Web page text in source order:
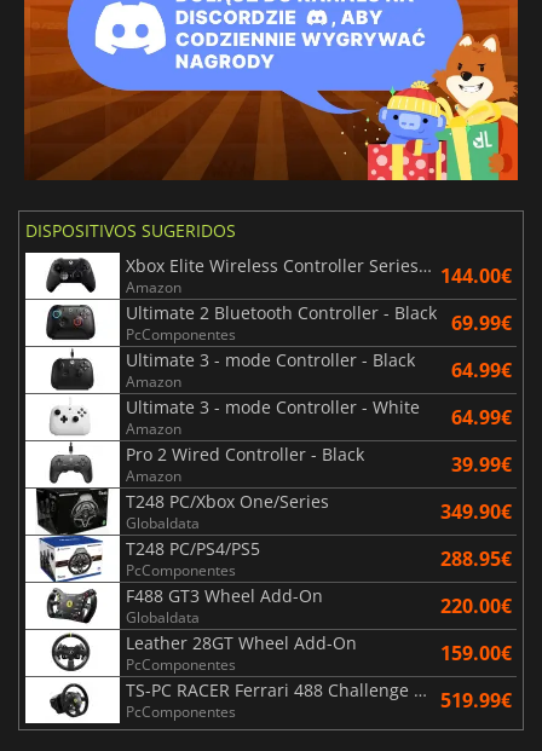
Finlandês
Holandês
DISPOSITIVOS SUGERIDOS
Xbox Elite Wireless Controller Series 2 - Black
Amazon 144.00€
Ultimate 2 Bluetooth Controller - Black
PcComponentes 69.99€
Ultimate 3 - mode Controller - Black
Amazon 64.99€
Ultimate 3 - mode Controller - White
Amazon 64.99€
Pro 2 Wired Controller - Black
Amazon 39.99€
T248 PC/Xbox One/Series
Globaldata 349.90€
T248 PC/PS4/PS5
PcComponentes 288.95€
F488 GT3 Wheel Add-On
Globaldata 220.00€
Leather 28GT Wheel Add-On
PcComponentes 159.00€
TS-PC RACER Ferrari 488 Challenge Edition
PcComponentes 519.99€